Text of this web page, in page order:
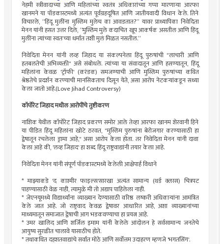
नेहमी स्त्रीवादाच्या आणि महिलांच्या स्वतंत्र अधिकारांच्या गप्पा मारणाऱ्या आरफा
खानमने या पॉडकास्टमध्ये अत्यंत पूर्वग्रहदूषित आणि जातीयवादी विधान केले. तिने
विचारले, “हिंदू मुलींना मुस्लिम मुलेच का आवडतात?” यावर प्राध्यापिका निवेदिता
मेनन यांनी हसत उत्तर दिले, “मुस्लिम मुले कदाचित खूप आकर्षक असतील आणि हिंदू
मुलींना त्यांच्या स्वतःच्या धर्मात तशी मुलं मिळत नसतील.”
निवेदिता मेनन यांनी लव्ह जिहाद या संकल्पनेला हिंदू पुरुषांची "लाचारी आणि
हतबलतेची अभिव्यक्ती" असे संबोधले. त्यांच्या या संवादातून आणि हसण्यातून, हिंदू
महिलांना केवळ 'ट्रॉफी' (करंडक) समजण्याची आणि मुस्लिम पुरुषांच्या कथित
श्रेष्ठतेचे प्रदर्शन करण्याची मानसिकताच दिसून येते, असा आरोप नेटकऱ्यांकडून सध्या
केला जातो आहे.(Love Jihad Controversy)
कॉर्पोरेट जिहाद मधील आरोपींचे तुष्टीकरण
नाशिक येथील कॉर्पोरेट जिहाद प्रकरण समोर आले तेव्हा आरफा खानम शेरवानी हिने
या पीडित हिंदू महिलांना खोटे ठरवत, "मुस्लिम पुरुषांना बेरोजगार करण्यासाठी हा
द्वेषातून रचलेला ड्रामा आहे," असा आरोप केला होता. तर निवेदिता मेनन यांनी दावा
केला आहे की, 'लव्ह जिहाद' हा शब्द हिंदू राष्ट्रवाद्यांनी तयार केला आहे.
निवेदिता मेनन यांनी संपूर्ण पॉडकास्टमध्ये केलेली आक्षेपार्ह विधाने
* माझ्याकडे 'द काश्मीर फाइल्स'सारखा अत्यंत सामान्य (थर्ड क्लास) चित्रपट
पाहण्यासाठी वेळ नाही, त्यामुळे मी तो अद्याप पाहिलेला नाही.
* जेएनयूमध्ये विद्यार्थ्यांना व्याख्यान देण्यासाठी वरिष्ठ लष्करी अधिकाऱ्यांना आमंत्रित
केले जात आहे. जो राष्ट्रवाद केवळ द्वेषावर आधारित आहे, अशा व्याख्यानांच्या
माध्यमातून समाजात द्वेषाची आग भडकवण्याचा हा प्रयत्न आहे.
* उमर खालिद आणि शर्जिल इमाम यांनी केलेले आंदोलन हे सर्वसामान्य जनतेचे
आयुष्य सुरळीत चालावे यासाठीच होते.
* तथाकथित दहशतवाद्यांचे सर्वात मोठे आणि सर्वोत्तम उदाहरण म्हणजे 'भगतसिंग'.